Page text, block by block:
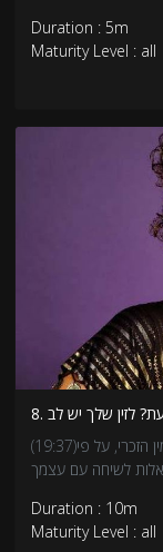
Duration : 5m
Maturity Level : all
(19:37)מהי המשמעות של המילה "לינגהם" שהיא איבר המין הזכרי, על פי
לשיחה עם עצמך
אי פעם פגעו בך או
שלך? איזה רגשות
Duration : 10m
Maturity Level : all